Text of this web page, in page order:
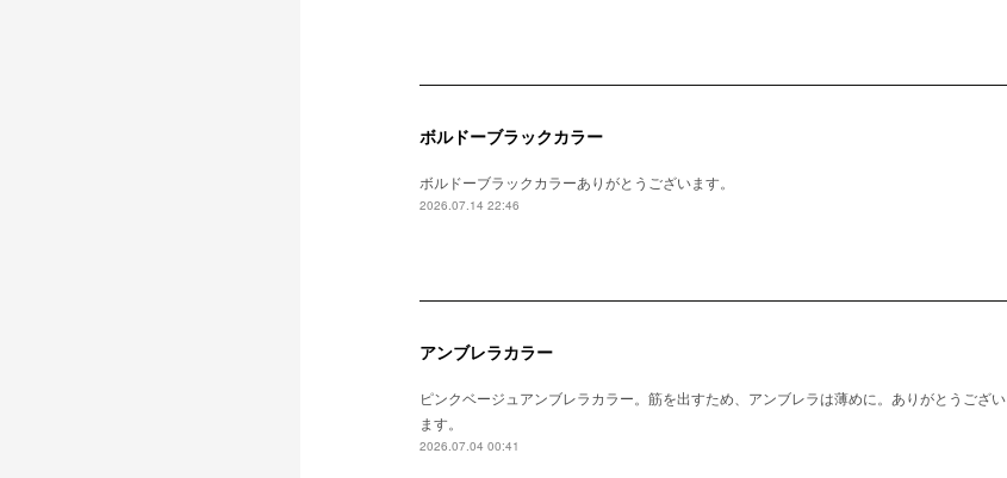
ボルドーブラックカラー
ボルドーブラックカラーありがとうございます。
2026.07.14 22:46
アンブレラカラー
ピンクベージュアンブレラカラー。筋を出すため、アンブレラは薄めに。ありがとうござい
ます。
2026.07.04 00:41